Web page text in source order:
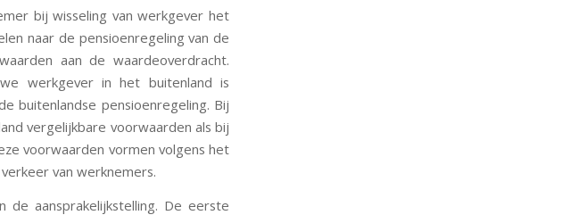
bij wisseling van werkgever het
naar de pensioenregeling van de
aan de waardeoverdracht.
werkgever in het buitenland is
buitenlandse pensioenregeling. Bij
vergelijkbare voorwaarden als bij
voorwaarden vormen volgens het
van werknemers.
aansprakelijkstelling. De eerste